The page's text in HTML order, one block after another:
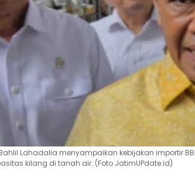
Bahlil Lahadalia menyampaikan kebijakan importir
kilang di tanah air. (Foto JatimUPdate.id)